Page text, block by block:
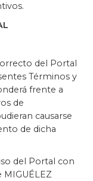
del Portal
Términos y
frente a
de
causarse
de dicha
del Portal con
MIGUÉLEZ